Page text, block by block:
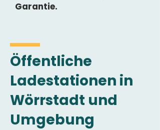
Garantie.
Öffentliche
Ladestationen in
Wörrstadt und
Umgebung